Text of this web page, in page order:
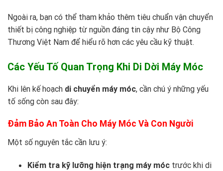
Ngoài ra, bạn có thể tham khảo thêm tiêu chuẩn vận chuyển
thiết bị công nghiệp từ nguồn đáng tin cậy như Bộ Công
Thương Việt Nam để hiểu rõ hơn các yêu cầu kỹ thuật.
Các Yếu Tố Quan Trọng Khi Di Dời Máy Móc
Khi lên kế hoạch di chuyển máy móc, cần chú ý những yếu
tố sống còn sau đây:
Đảm Bảo An Toàn Cho Máy Móc Và Con Người
Một số nguyên tắc cần lưu ý:
Kiểm tra kỹ lưỡng hiện trạng máy móc trước khi di